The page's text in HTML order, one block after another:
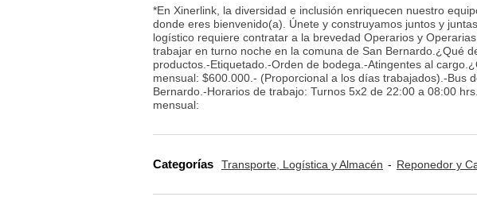
*En Xinerlink, la diversidad e inclusión enriquecen nuestro
donde eres bienvenido(a). Únete y construyamos juntos y
logístico requiere contratar a la brevedad Operarios y
trabajar en turno noche en la comuna de San Bernardo.¿Qué
productos.-Etiquetado.-Orden de bodega.-Atingentes al
mensual: $600.000.- (Proporcional a los días trabajados).-Bus
Bernardo.-Horarios de trabajo: Turnos 5x2 de 22:00 a 08:00
mensual:
Categorías Transporte, Logística y Almacén Reponedor y